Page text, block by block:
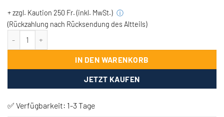
+ zzgl. Kaution 250 Fr. (inkl. MwSt.) ⓘ
(Rückzahlung nach Rücksendung des Altteils)
IN DEN WARENKORB
JETZT KAUFEN
✅ Verfügbarkeit: 1-3 Tage